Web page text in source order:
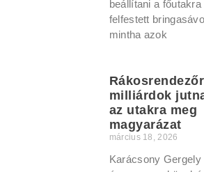
beállítani a főutakra
felfestett
mintha azok
milliárdok
az utakra meg
magyarázat
március 18, 2026
Karácsony Gergely